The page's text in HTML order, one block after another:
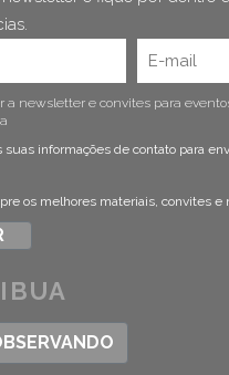
a newsletter e convites para
suas informações de contato para
os melhores materiais, convites e